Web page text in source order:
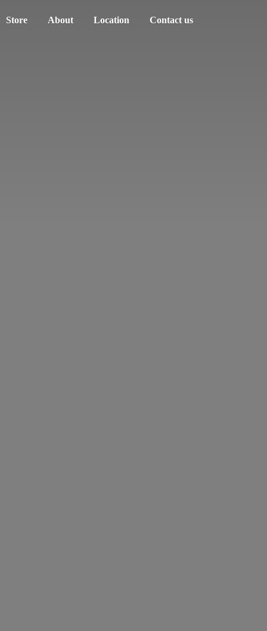
Store About Location Contact us